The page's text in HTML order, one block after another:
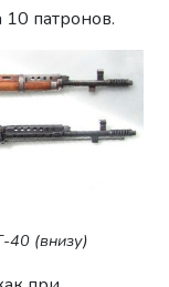
патронов.
40 (внизу)